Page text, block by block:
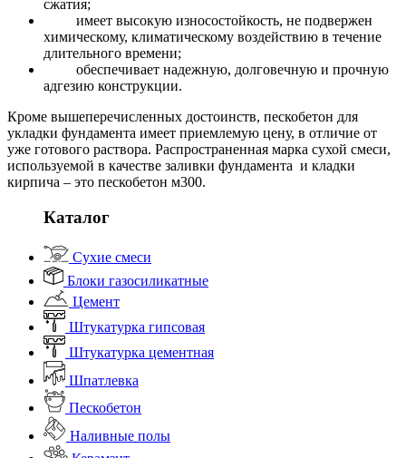
сжатия;
имеет высокую износостойкость, не подвержен
химическому, климатическому воздействию в течение
длительного времени;
обеспечивает надежную, долговечную и прочную
адгезию конструкции.
Кроме вышеперечисленных достоинств, пескобетон для
укладки фундамента имеет приемлемую цену, в отличие от
уже готового раствора. Распространенная марка сухой смеси,
используемой в качестве заливки фундамента и кладки
кирпича – это пескобетон м300.
Каталог
Сухие смеси
Блоки газосиликатные
Цемент
Штукатурка гипсовая
Штукатурка цементная
Шпатлевка
Пескобетон
Наливные полы